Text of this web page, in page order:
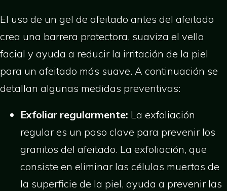
El uso de un gel de afeitado antes del afeitado
crea una barrera protectora, suaviza el vello
facial y ayuda a reducir la irritación de la piel
para un afeitado más suave. A continuación se
detallan algunas medidas preventivas:
Exfoliar regularmente: La exfoliación
regular es un paso clave para prevenir los
granitos del afeitado. La exfoliación, que
consiste en eliminar las células muertas de
la superficie de la piel, ayuda a prevenir las